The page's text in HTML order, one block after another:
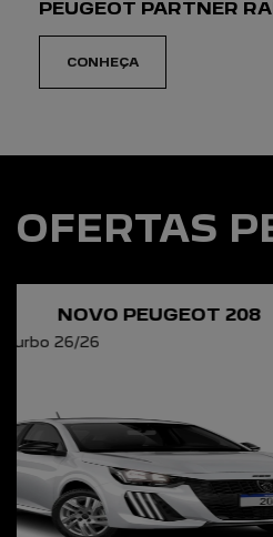
VENHA NOS
AZZURRA PEUGEOT
Rua Carlos Marques Rollo, 311 -
COMO CHEGAR
(21) 3959-4603
HORÁRIOS DE
SHOWROOM